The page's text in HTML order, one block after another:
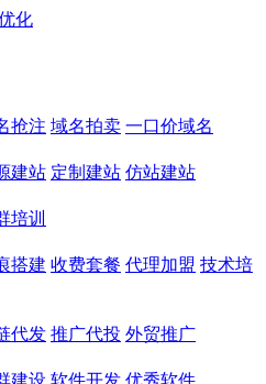
抢注 域名拍卖 一口价域名
建站 定制建站 仿站建站
培训
搭建 收费套餐 代理加盟 技术培
代发 推广代投 外贸推广
建设 软件开发 优秀软件